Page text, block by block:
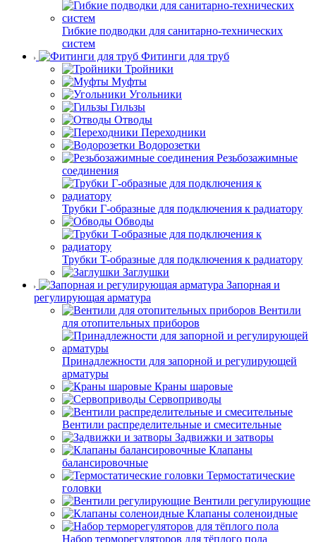
Гибкие подводки для санитарно-технических
систем
Фитинги для труб
Тройники
Муфты
Угольники
Гильзы
Отводы
Переходники
Водорозетки
Резьбозажимные
соединения
Трубки Г-образные для подключения к радиатору
Обводы
Трубки T-образные для подключения к радиатору
Заглушки
Запорная и
регулирующая арматура
Вентили
для отопительных приборов
Принадлежности для запорной и регулирующей
арматуры
Краны шаровые
Сервоприводы
Вентили распределительные и смесительные
Задвижки и затворы
Клапаны
балансировочные
Термостатические
головки
Вентили регулирующие
Клапаны соленоидные
Набор терморегуляторов для тёплого пола